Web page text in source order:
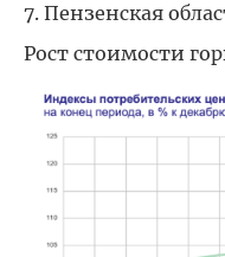
Пензенская
Рост стоимости